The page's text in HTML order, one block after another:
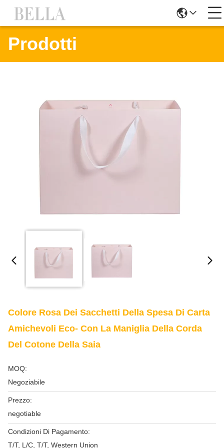
Prodotti
Colore Rosa Dei Sacchetti Della Spesa Di Carta
Amichevoli Eco- Con La Maniglia Della Corda
Del Cotone Della Saia
MOQ:
Negoziabile
Prezzo:
negotiable
Condizioni Di Pagamento:
T/T, L/C, T/T, Western Union